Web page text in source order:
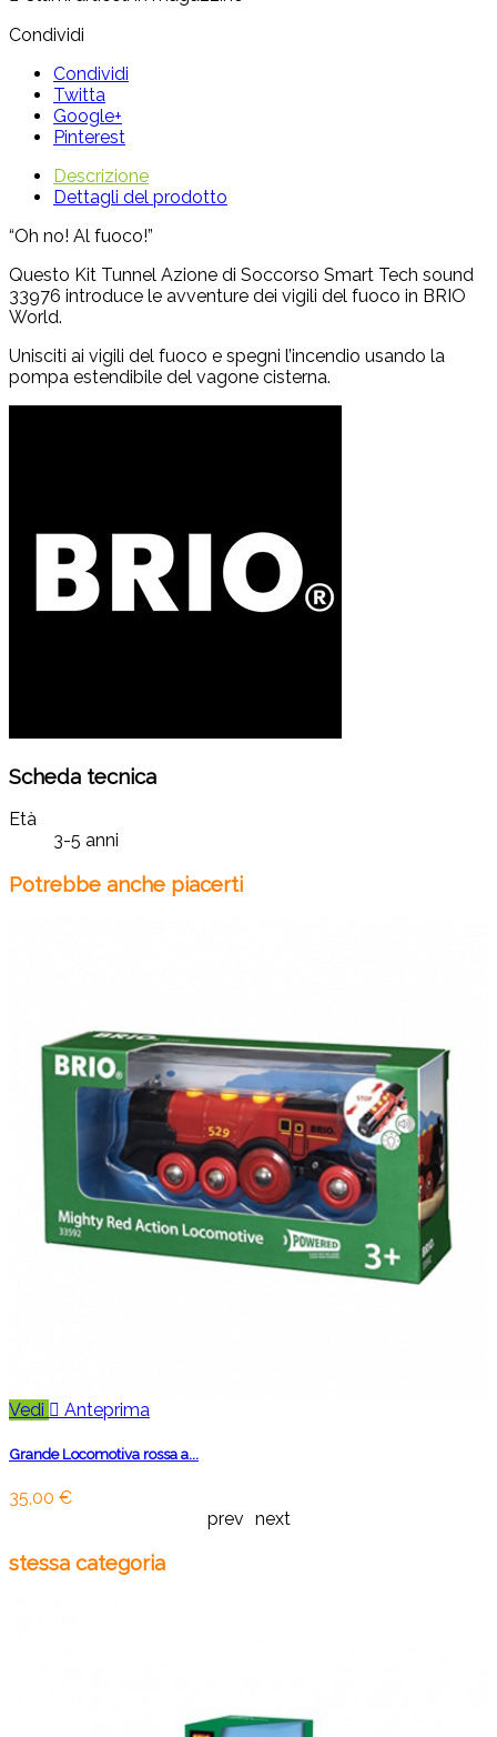
Condividi
Condividi
Twitta
Google+
Pinterest
Descrizione
Dettagli del prodotto
“Oh no! Al fuoco!”
Questo Kit Tunnel Azione di Soccorso Smart Tech sound
33976 introduce le avventure dei vigili del fuoco in BRIO
World.
Unisciti ai vigili del fuoco e spegni l’incendio usando la
pompa estendibile del vagone cisterna.
Scheda tecnica
Età
3-5 anni
Potrebbe anche piacerti
Vedi  Anteprima
Grande Locomotiva rossa a...
35,00 €
prev next
stessa categoria